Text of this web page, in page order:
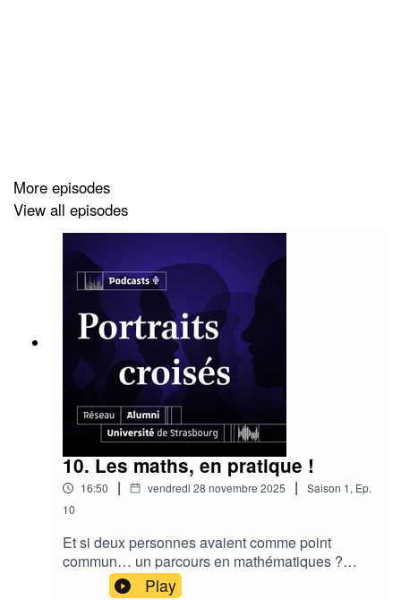
Paul Labic, chargé de recherche, laboratoire BETA de
l’Université de Strasbourg et l’Université de Nancy.
Captation, montage: Eléa Héberlé
Voix off :Eléa Héberlé - Laetitia Sciacca
Identité sonore : Université de Strasbourg
Production
: Agnès Villanueva - Service relations
Alumni - Université de Strasbourg
More episodes
View all episodes
10. Les maths, en pratique !
16:50 | vendredi 28 novembre 2025 | Saison 1, Ep.
10
Et si deux personnes avaient comme point
commun… un parcours en mathématiques ?
Dans cet épisode, vous entendrez Thomas
Play